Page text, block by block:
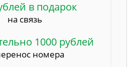
в подарок
на связь
1000 рублей
номера